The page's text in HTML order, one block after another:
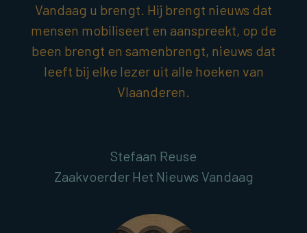
Vandaag u brengt. Hij brengt nieuws dat
mensen mobiliseert en aanspreekt, op de
been brengt en samenbrengt, nieuws dat
leeft bij elke lezer uit alle hoeken van
Vlaanderen.
Stefaan Reuse
Zaakvoerder Het Nieuws Vandaag